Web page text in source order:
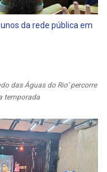
da rede pública em
das Águas do Rio’ percorre
temporada